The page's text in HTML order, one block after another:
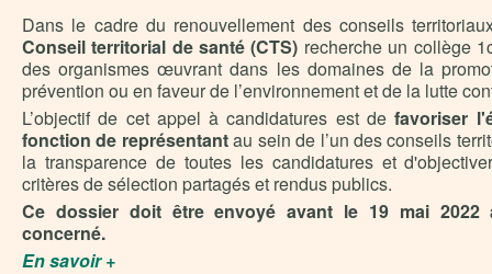
Dans le cadre du renouvellement des conseils
Conseil territorial de santé (CTS) recherche un collège
des organismes œuvrant dans les domaines de la
prévention ou en faveur de l’environnement et de la lutte
L’objectif de cet appel à candidatures est defavoriser
fonction de représentantau sein de l’un des conseils
la transparence de toutes les candidatures et
critères de sélection partagés et rendus publics.
Ce dossier doit être envoyé avant le 19 mai 2022
concerné.
En savoir +